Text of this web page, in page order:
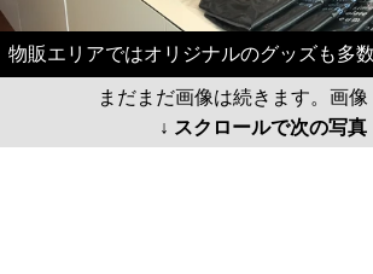
物販エリアではオリジナルのグッズも多数
まだまだ画像は続きます。画像
↓ スクロールで次の写真